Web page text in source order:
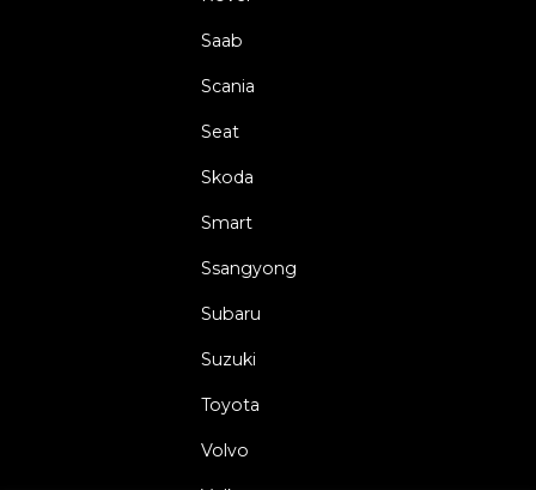
Saab
Scania
Seat
Skoda
Smart
Ssangyong
Subaru
Suzuki
Toyota
Volvo